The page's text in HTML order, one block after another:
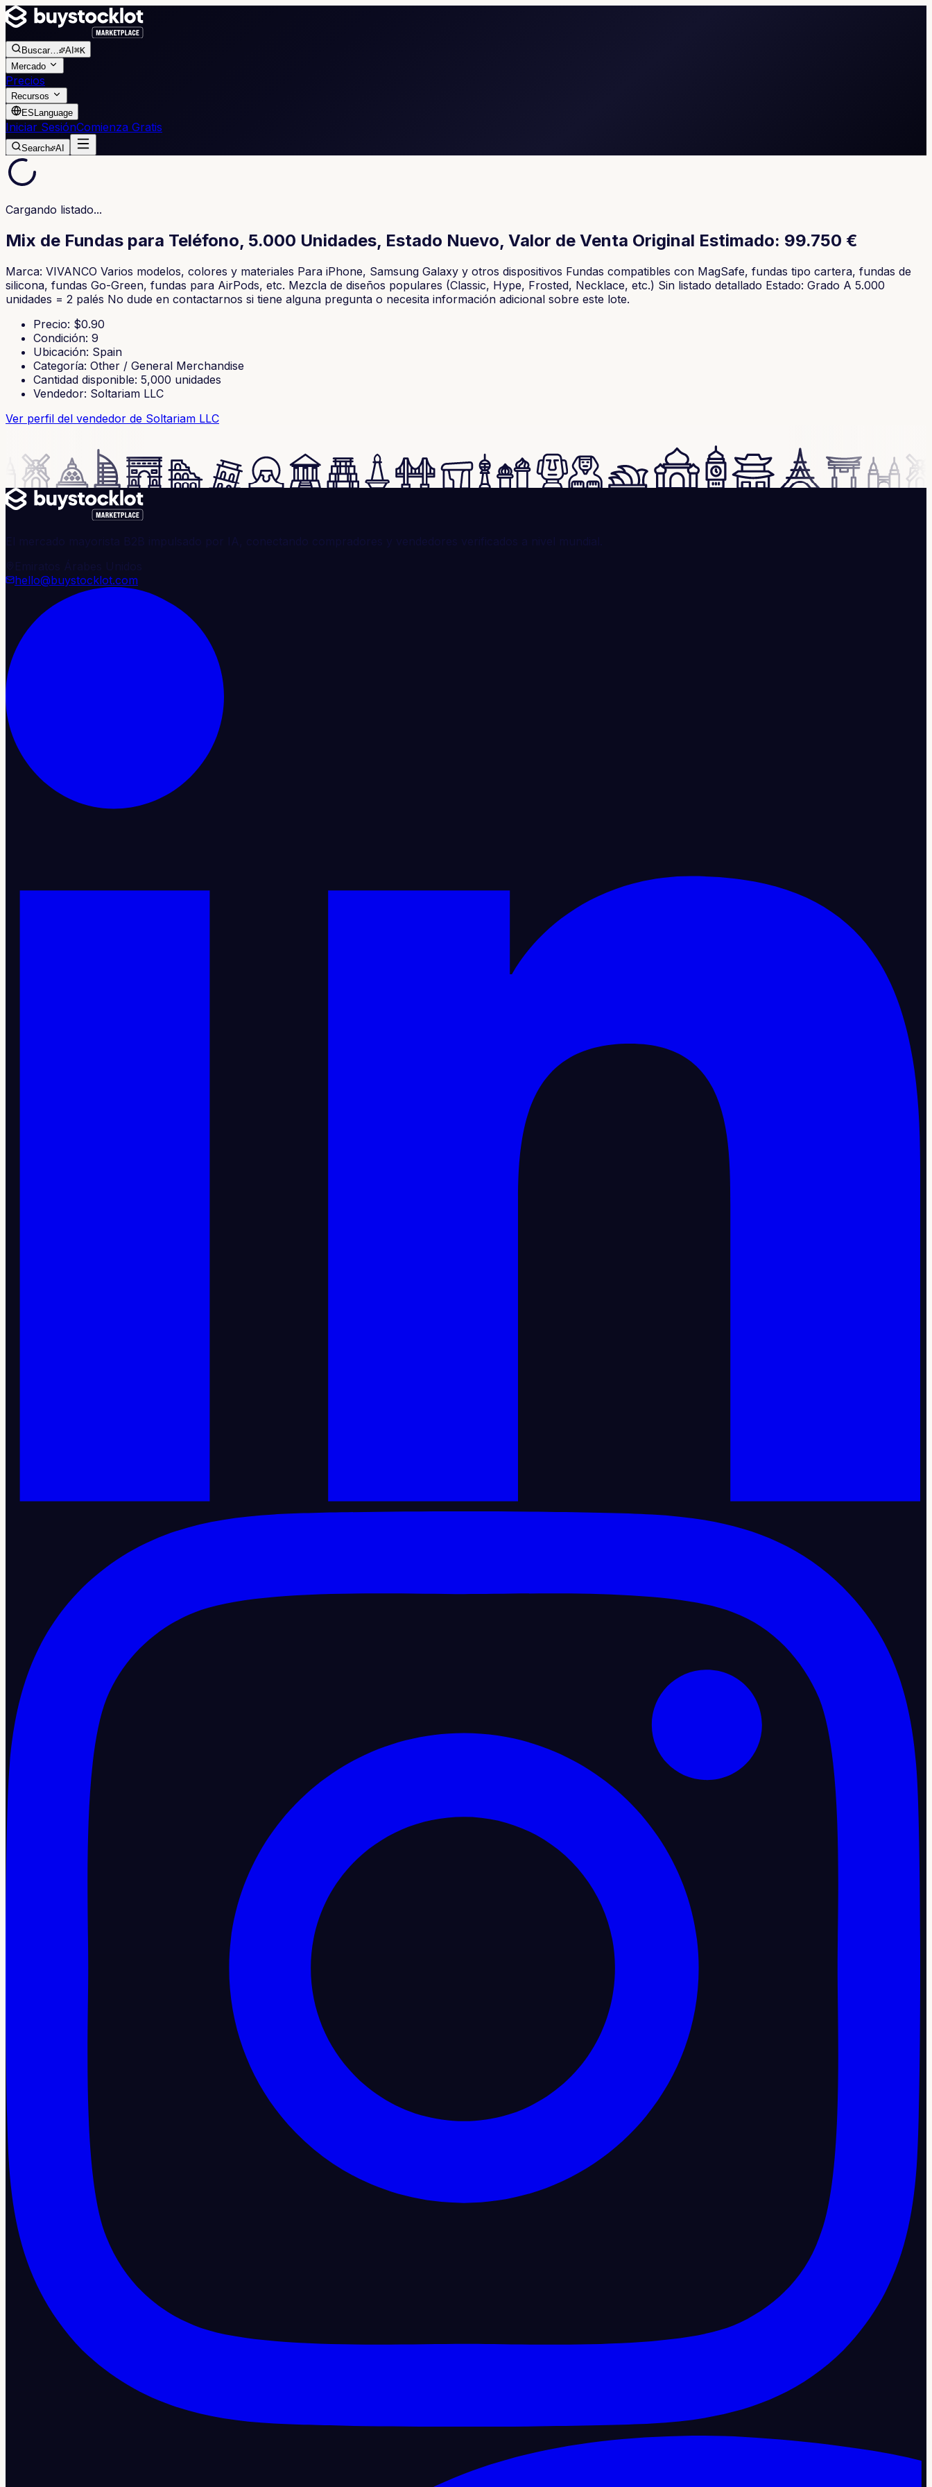
Buscar… AI ⌘K
Mercado
Precios
Recursos
ES Language
Iniciar SesiónComienza Gratis
Search AI
Cargando listado...
Mix de Fundas para Teléfono, 5.000 Unidades, Estado Nuevo, Valor de Venta Original Estimado: 99.750 €
Marca: VIVANCO Varios modelos, colores y materiales Para iPhone, Samsung Galaxy y otros dispositivos Fundas compatibles con MagSafe, fundas tipo cartera, fundas de
silicona, fundas Go-Green, fundas para AirPods, etc. Mezcla de diseños populares (Classic, Hype, Frosted, Necklace, etc.) Sin listado detallado Estado: Grado A 5.000
unidades = 2 palés No dude en contactarnos si tiene alguna pregunta o necesita información adicional sobre este lote.
Precio: $0.90
Condición: 9
Ubicación: Spain
Categoría: Other / General Merchandise
Cantidad disponible: 5,000 unidades
Vendedor: Soltariam LLC
Ver perfil del vendedor de Soltariam LLC
El mercado mayorista B2B impulsado por IA, conectando compradores y vendedores verificados a nivel mundial.
Emiratos Árabes Unidos
hello@buystocklot.com